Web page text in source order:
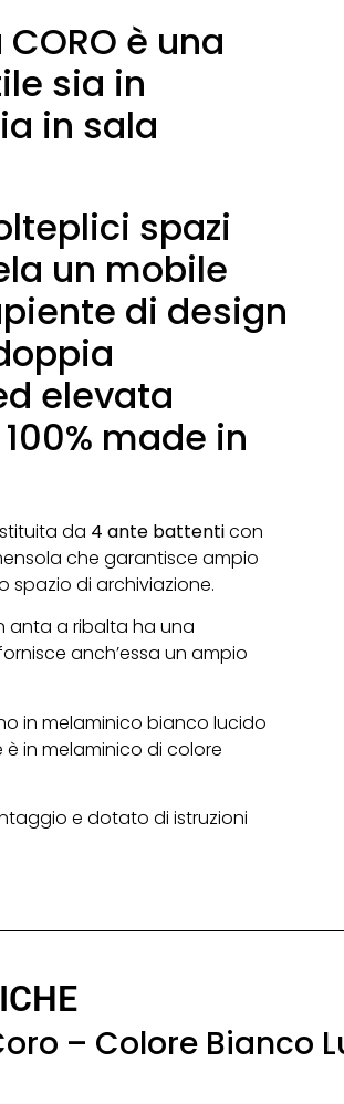
è una
sia in
in sala
spazi
un mobile
di design
elevata
made in
da 4 ante battenticon
che garantisce ampio
spazio di archiviazione.
anta a ribalta ha una
anch’essa un ampio
in melaminico bianco lucido
in melaminico di colore
e dotato di istruzioni
– Colore Bianco